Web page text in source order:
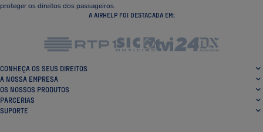
proteger os direitos dos passageiros.
A AIRHELP FOI DESTACADA EM:
CONHEÇA OS SEUS DIREITOS
A NOSSA EMPRESA
OS NOSSOS PRODUTOS
PARCERIAS
SUPORTE